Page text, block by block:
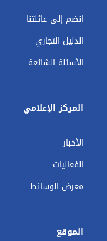
انضم إلى عائلتنا
الدليل التجاري
الأسئلة الشائعة
المركز الإعلامي
الأخبار
الفعاليات
معرض الوسائط
الموقع